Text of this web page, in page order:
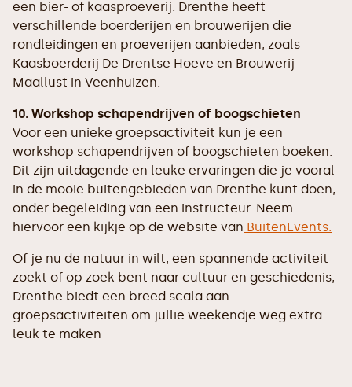
een bier- of kaasproeverij. Drenthe heeft
verschillende boerderijen en brouwerijen die
rondleidingen en proeverijen aanbieden, zoals
Kaasboerderij De Drentse Hoeve en Brouwerij
Maallust in Veenhuizen.
10. Workshop schapendrijven of boogschieten
Voor een unieke groepsactiviteit kun je een
workshop schapendrijven of boogschieten boeken.
Dit zijn uitdagende en leuke ervaringen die je vooral
in de mooie buitengebieden van Drenthe kunt doen,
onder begeleiding van een instructeur. Neem
hiervoor een kijkje op de website van BuitenEvents.
Of je nu de natuur in wilt, een spannende activiteit
zoekt of op zoek bent naar cultuur en geschiedenis,
Drenthe biedt een breed scala aan
groepsactiviteiten om jullie weekendje weg extra
leuk te maken